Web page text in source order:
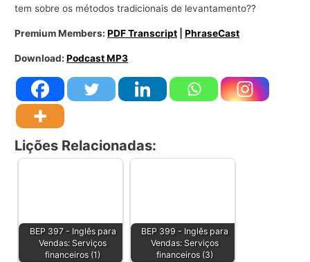
tem sobre os métodos tradicionais de levantamento??
Premium Members:PDF Transcript |PhraseCast
Download:Podcast MP3
Lições Relacionadas:
BEP 397 - Inglês para
Vendas: Serviços
financeiros (1)
BEP 399 - Inglês para
Vendas: Serviços
financeiros (3)